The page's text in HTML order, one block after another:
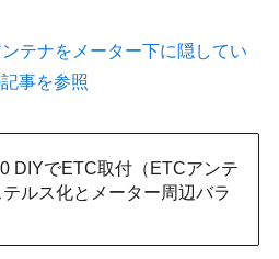
テナをメーター下に隠してい
事を参照
DIYでETC取付（ETCアンテ
ルス化とメーター周辺バラ